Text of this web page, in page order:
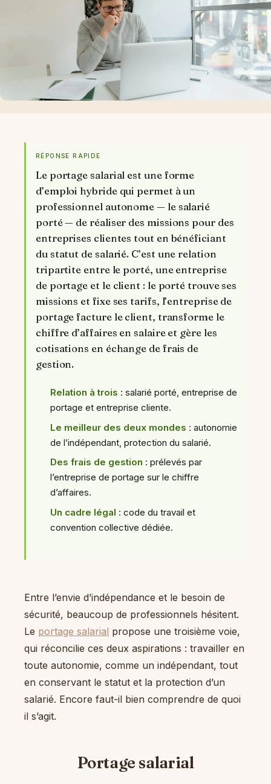
RÉPONSE RAPIDE
Le portage salarial est une forme
d’emploi hybride qui permet à un
professionnel autonome — le salarié
porté — de réaliser des missions pour des
entreprises clientes tout en bénéficiant
du statut de salarié. C’est une relation
tripartite entre le porté, une entreprise
de portage et le client : le porté trouve ses
missions et fixe ses tarifs, l’entreprise de
portage facture le client, transforme le
chiffre d’affaires en salaire et gère les
cotisations en échange de frais de
gestion.
Relation à trois : salarié porté, entreprise de
portage et entreprise cliente.
Le meilleur des deux mondes : autonomie
de l’indépendant, protection du salarié.
Des frais de gestion : prélevés par
l’entreprise de portage sur le chiffre
d’affaires.
Un cadre légal : code du travail et
convention collective dédiée.
Entre l’envie d’indépendance et le besoin de
sécurité, beaucoup de professionnels hésitent.
Le portage salarial propose une troisième voie,
qui réconcilie ces deux aspirations : travailler en
toute autonomie, comme un indépendant, tout
en conservant le statut et la protection d’un
salarié. Encore faut-il bien comprendre de quoi
il s’agit.
Portage salarial